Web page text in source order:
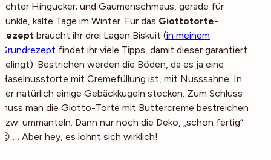
echter Hingucker; und Gaumenschmaus, gerade für
dunkle, kalte Tage im Winter. Für das Giottotorte-
Rezept braucht ihr drei Lagen Biskuit (in meinem
Grundrezept findet ihr viele Tipps, damit dieser garantiert
gelingt). Bestrichen werden die Böden, da es ja eine
Haselnusstorte mit Cremefüllung ist, mit Nusssahne. In
der natürlich einige Gebäckkugeln stecken. Zum Schluss
muss man die Giotto-Torte mit Buttercreme bestreichen
bzw. ummanteln. Dann nur noch die Deko, „schon fertig“
😉 … Aber hey, es lohnt sich wirklich!